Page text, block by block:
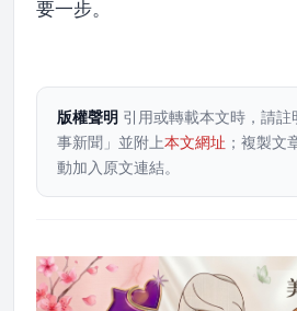
要一步。
版權聲明 引用或轉載本文時，請
事新聞」並附上本文網址 ；複製文
動加入原文連結。